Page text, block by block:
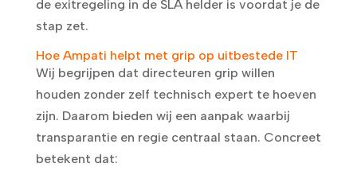
de exitregeling in de SLA helder is voordat je de
stap zet.
Hoe Ampati helpt met grip op uitbestede IT
Wij begrijpen dat directeuren grip willen
houden zonder zelf technisch expert te hoeven
zijn. Daarom bieden wij een aanpak waarbij
transparantie en regie centraal staan. Concreet
betekent dat: